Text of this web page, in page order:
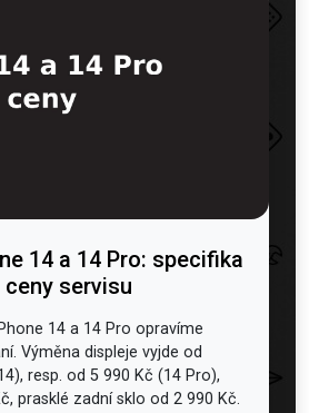
14 a 14 Pro: specifika
ceny servisu
14 a 14 Pro opravíme
Výměna displeje vyjde od
resp. od 5 990 Kč (14 Pro),
prasklé zadní sklo od 2 990 Kč.